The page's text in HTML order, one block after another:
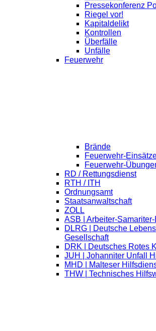
Pressekonferenz
Riegel vor!
Kapitaldelikt
Kontrollen
Überfälle
Unfälle
Feuerwehr
Brände
Feuerwehr-
Feuerwehr-
RD / Rettungsdienst
RTH / ITH
Ordnungsamt
Staatsanwaltschaft
ZOLL
ASB | Arbeiter-Samariter-
DLRG | Deutsche
Gesellschaft
DRK | Deutsches Rotes
JUH | Johanniter Unfall
MHD | Malteser
THW | Technisches